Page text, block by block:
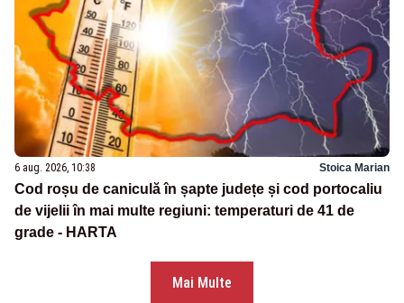
6 aug. 2026, 10:38 Stoica Marian
Cod roșu de caniculă în șapte județe și cod portocaliu
de vijelii în mai multe regiuni: temperaturi de 41 de
grade - HARTA
Mai Multe